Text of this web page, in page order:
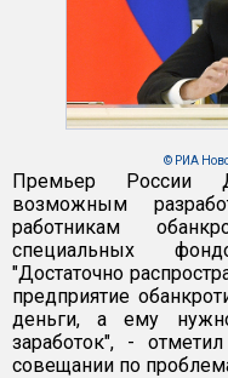
© РИА
Премьер России
возможным
работникам
специальных
"Достаточно
предприятие
деньги, а ему
заработок", -
совещании по